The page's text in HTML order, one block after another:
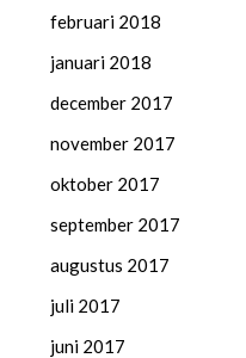
februari 2018
januari 2018
december 2017
november 2017
oktober 2017
september 2017
augustus 2017
juli 2017
juni 2017